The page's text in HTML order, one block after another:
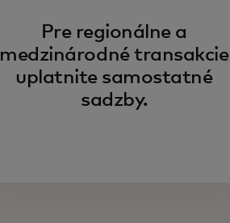
Pre regionálne a
medzinárodné transakcie
uplatnite samostatné
sadzby.